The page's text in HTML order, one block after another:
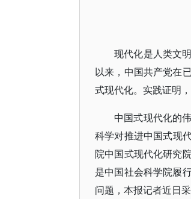
现代化是人类文
以来，中国共产党在
式现代化。实践证明
中国式现代化的
科学对推进中国式现
院中国式现代化研究
是中国社会科学院履
问题，本报记者近日